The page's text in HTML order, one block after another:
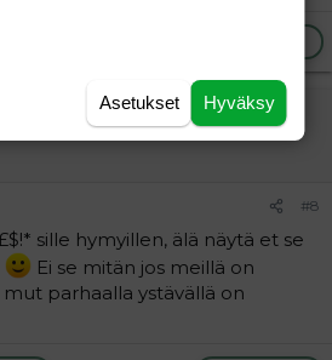
#8
sille hymyillen, älä näytä et se
Ei se mitän jos meillä on
parhaalla ystävällä on
Hyväksy
Asetukset